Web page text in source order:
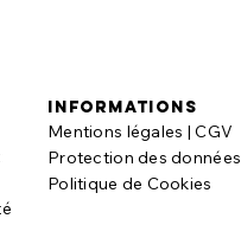
informations
Mentions légales | CGV
Protection des données
Politique de Cookies